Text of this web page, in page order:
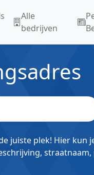
Alle
bedrijven
juiste plek! Hier kun